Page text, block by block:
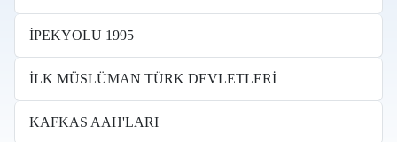
İPEKYOLU 1995
İLK MÜSLÜMAN TÜRK DEVLETLERİ
KAFKAS AAH'LARI